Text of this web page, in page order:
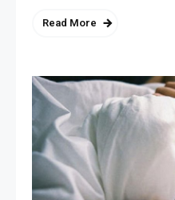
Read More